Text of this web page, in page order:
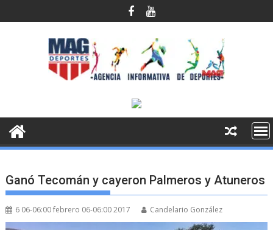
al
Ganó Tecomán y cayeron Palmeros y Atuneros
6 06-06:00 febrero 06-06:00 2017 Candelario González